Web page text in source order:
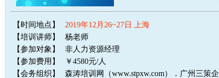
【时间地点】
2019年12月26~27日 上海
【培训讲师】
杨老师
【参加对象】
非人力资源经理
【参加费用】
￥4580元/人
【会务组织】
森涛培训网（www.stpxw.com）．广州三策